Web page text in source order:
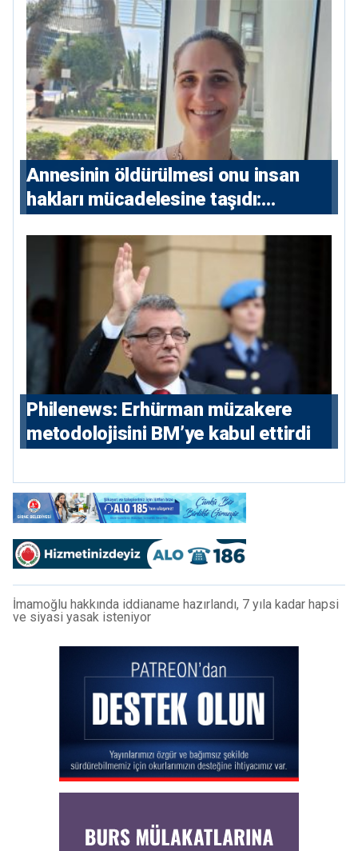
ve 5 uluslararası tutuklama emri
çıkarıldı”
Annesinin öldürülmesi onu insan
hakları mücadelesine taşıdı:
hikayesi
Philenews: Erhürman müzakere
metodolojisini BM’ye kabul ettirdi
İmamoğlu hakkında iddianame hazırlandı, 7 yıla kadar hapsi
ve siyasi yasak isteniyor